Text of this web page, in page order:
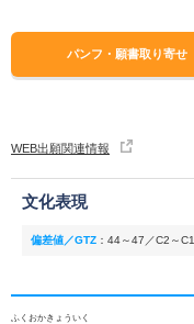
パンフ・願書取り寄せ
WEB出願関連情報
文化表現
偏差値／GTZ ： 44～47／C2～C1
ふくおかきょういく